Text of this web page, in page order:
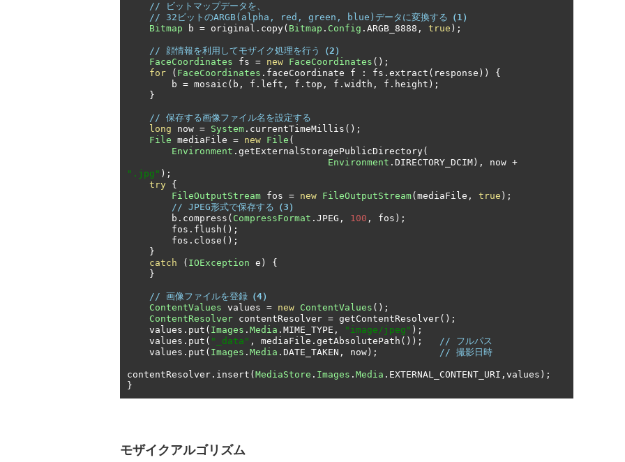
// ビットマップデータを、
// 32ビットのARGB(alpha, red, green, blue)データに変換する （1）
Bitmap b = original . copy( Bitmap . Config . ARGB_8888 , true );
// 顔情報を利用してモザイク処理を行う
（2）
FaceCoordinates fs = new FaceCoordinates ();
for
( FaceCoordinates . faceCoordinate f : fs . extract ( response ))
{
        b
= mosaic ( b , f . left , f . top , f . width , f . height );
}
// 保存する画像ファイル名を設定する
long now = System . currentTimeMillis ();
File mediaFile = new File (
Environment . getExternalStoragePublicDirectory(
Environment . DIRECTORY_DCIM ), now +
".jpg" );
try
{
FileOutputStream fos = new FileOutputStream( mediaFile , true );
// JPEG形式で保存する （3）
        b
. compress ( CompressFormat . JPEG , 100 , fos );
        fos
. flush ();
        fos
. close ();
}
catch
( IOException e )
{
}
// 画像ファイルを登録 （4）
ContentValues values = new ContentValues ();
ContentResolver contentResolver = getContentResolver();
    values
. put ( Images . Media . MIME_TYPE , "image/jpeg" );
    values
. put ( "_data" , mediaFile . getAbsolutePath ());
// フルパス
    values
. put ( Images . Media . DATE_TAKEN , now ); // 撮影日時
contentResolver . insert ( MediaStore . Images . Media . EXTERNAL_CONTENT_URI , values );
}
モザイクアルゴリズム